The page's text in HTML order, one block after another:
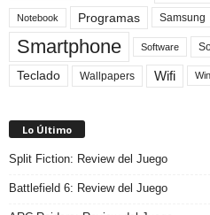
Notebook Programas Samsung
Smartphone Software
Teclado Wallpapers Wifi
Lo Último
Split Fiction: Review del Juego
Battlefield 6: Review del Juego